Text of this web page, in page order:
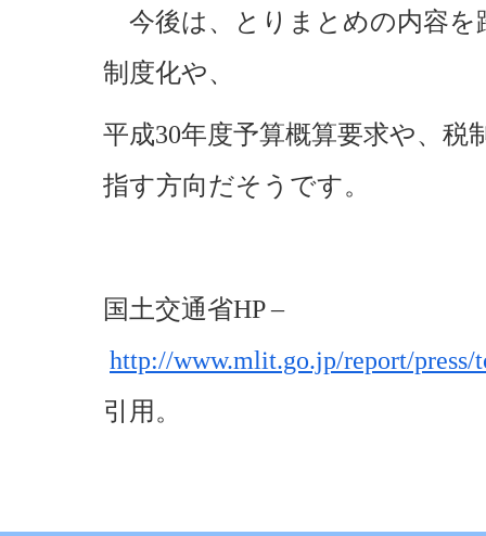
今後は、とりまとめの内容を
制度化や、
平成30年度予算概算要求や、税
指す方向だそうです。
国土交通省HP –
http://www.mlit.go.jp/report/press/
引用。